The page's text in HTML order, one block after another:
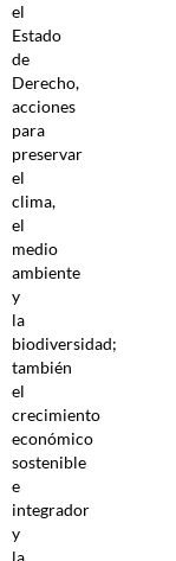
el
Estado
de
Derecho,
acciones
para
preservar
el
clima,
el
medio
ambiente
y
la
biodiversidad;
también
el
crecimiento
económico
sostenible
e
integrador
y